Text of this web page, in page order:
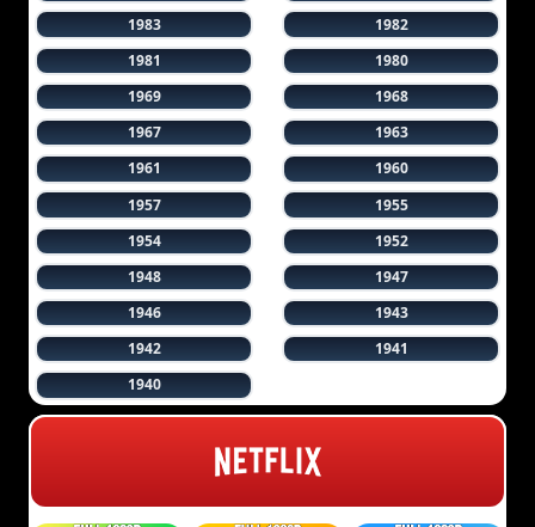
1983
1982
1981
1980
1969
1968
1967
1963
1961
1960
1957
1955
1954
1952
1948
1947
1946
1943
1942
1941
1940